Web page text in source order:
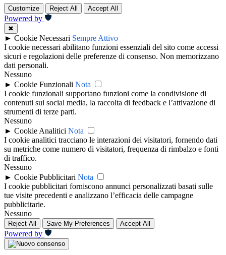
Customize Reject All Accept All
Powered by
✖
► Cookie Necessari Sempre Attivo
I cookie necessari abilitano funzioni essenziali del sito come accessi
sicuri e regolazioni delle preferenze di consenso. Non memorizzano
dati personali.
Nessuno
► Cookie Funzionali Nota
I cookie funzionali supportano funzioni come la condivisione di
contenuti sui social media, la raccolta di feedback e l’attivazione di
strumenti di terze parti.
Nessuno
► Cookie Analitici Nota
I cookie analitici tracciano le interazioni dei visitatori, fornendo dati
su metriche come numero di visitatori, frequenza di rimbalzo e fonti
di traffico.
Nessuno
► Cookie Pubblicitari Nota
I cookie pubblicitari forniscono annunci personalizzati basati sulle
tue visite precedenti e analizzano l’efficacia delle campagne
pubblicitarie.
Nessuno
Reject All Save My Preferences Accept All
Powered by